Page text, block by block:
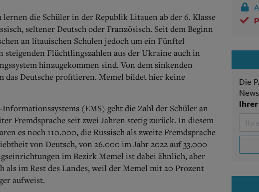
Berlin-Brandenburg
Schlesien
Danzig und Westpreußen
Bücher
die Schüler in der Republik Litauen ab der 6. Klasse
seltener Deutsch oder Französisch. Seit dem Beginn
an litauischen Schulen jedoch um ein Fünftel
steigenden Flüchtlingszahlen aus der Ukraine auch in
hinzugekommen sind. Von dem sinkenden
das Deutsche profitieren. Memel bildet hier keine
(EMS) geht die Zahl der Schüler an
Fremdsprache seit zwei Jahren stetig zurück. In diesem
es noch 110.000, die Russisch als zweite Fremdsprache
von Deutsch, von 26.000 im Jahr 2022 auf 33.000
im Bezirk Memel ist dabei ähnlich, aber
als im Rest des Landes, weil der Memel mit 20 Prozent
aufweist.
Die